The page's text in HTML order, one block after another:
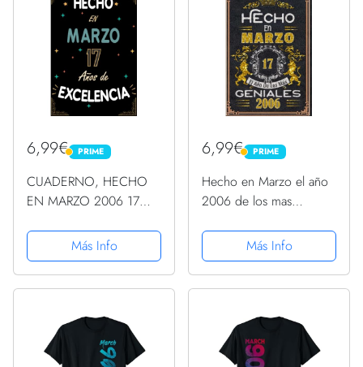
... regalo...
cumpleaños... ......
6,99€ PRIME
PRIME
CUADERNO, HECHO
EN MARZO 2006 17
EXCELENCIA: Regalo de
17 cumpleaños para
mujeres y hombres,
cumpleaños... un
cumpleaños... ... regalo
de...
Más Info
6,99€ PRIME
PRIME
Hecho en Marzo el año
2006 de los mas
Cuaderno personalizado
17 años regalos Feliz
2006 cumpleaños ideas
Más Info